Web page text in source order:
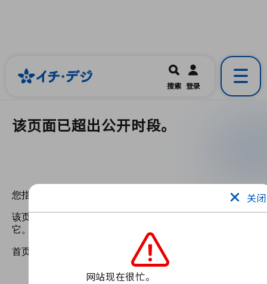
一宮市公式の地域情報ポータルアプリ
開く
搜索 登录
该页面已超出公开时段。
关闭
网站现在很忙。